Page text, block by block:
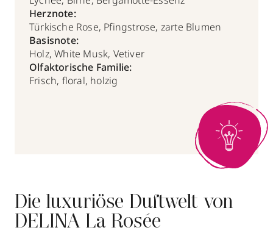
Herznote:
Türkische Rose, Pfingstrose, zarte Blumen
Basisnote:
Holz, White Musk, Vetiver
Olfaktorische Familie:
Frisch, floral, holzig
Die luxuriöse Duftwelt von
DELINA La Rosée